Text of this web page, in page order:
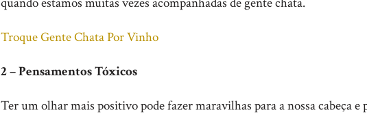
Troque Gente Chata Por Vinho
2 – Pensamentos Tóxicos
Ter um olhar mais positivo pode fazer maravilhas para a nossa cabeça e